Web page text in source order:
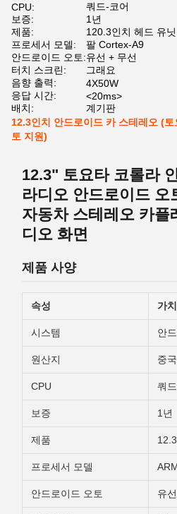
CPU:
쿼드-코어
보증:
1년
제품:
120.3인치 헤드 유닛
프로세서 모델:
팔 Cortex-A9
안드로이드 오토:유선 + 무선
터치 스크린:
그래요
음향 출력:
4X50W
응답 시간:
<20ms>
배치:
계기판
12.3인치 안드로이드 카 스테레오 (
토 지원)
12.3" 토요타 코롤라
라디오 안드로이드 오
자동차 스테레오 카플
디오 화면
제품 사양
속성 가치
시스템 안
원산지 중국
CPU 쿼
보증 1년
제품
프로세서 모델
안드로이드 오토 유